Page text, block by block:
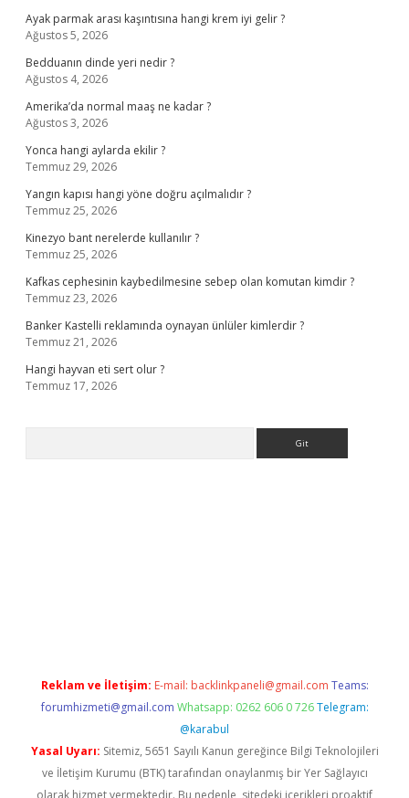
Ayak parmak arası kaşıntısına hangi krem iyi gelir ?
Ağustos 5, 2026
Bedduanın dinde yeri nedir ?
Ağustos 4, 2026
Amerika’da normal maaş ne kadar ?
Ağustos 3, 2026
Yonca hangi aylarda ekilir ?
Temmuz 29, 2026
Yangın kapısı hangi yöne doğru açılmalıdır ?
Temmuz 25, 2026
Kinezyo bant nerelerde kullanılır ?
Temmuz 25, 2026
Kafkas cephesinin kaybedilmesine sebep olan komutan kimdir ?
Temmuz 23, 2026
Banker Kastelli reklamında oynayan ünlüler kimlerdir ?
Temmuz 21, 2026
Hangi hayvan eti sert olur ?
Temmuz 17, 2026
Reklam ve İletişim: E-mail: backlinkpaneli@gmail.com Teams:
forumhizmeti@gmail.com Whatsapp: 0262 606 0 726 Telegram:
@karabul
Yasal Uyarı: Sitemiz, 5651 Sayılı Kanun gereğince Bilgi Teknolojileri
ve İletişim Kurumu (BTK) tarafından onaylanmış bir Yer Sağlayıcı
olarak hizmet vermektedir. Bu nedenle, sitedeki içerikleri proaktif